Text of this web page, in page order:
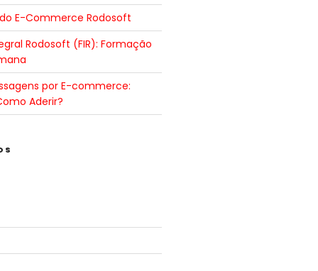
E-Commerce Rodosoft
Rodosoft (FIR): Formação
por E-commerce:
Aderir?